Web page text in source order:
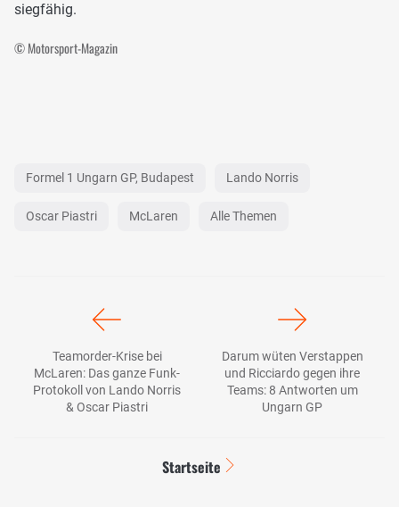
siegfähig.
© Motorsport-Magazin
Formel 1 Ungarn GP, Budapest Lando Norris
Oscar Piastri McLaren Alle Themen
Teamorder-Krise bei
McLaren: Das ganze Funk-
Protokoll von Lando Norris
& Oscar Piastri
Darum wüten Verstappen
und Ricciardo gegen ihre
Teams: 8 Antworten um
Ungarn GP
Startseite